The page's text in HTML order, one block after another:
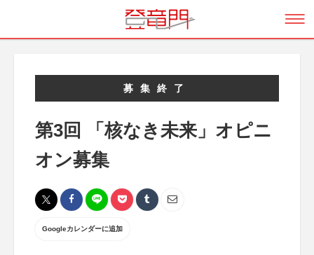
募集終了
第3回 「核なき未来」オピニ
オン募集
Googleカレンダーに追加